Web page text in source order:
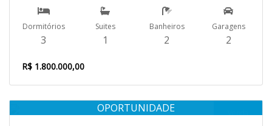
Dormitórios
3
Suites
1
Banheiros
2
Garagens
2
R$ 1.800.000,00
Venda
OPORTUNIDADE